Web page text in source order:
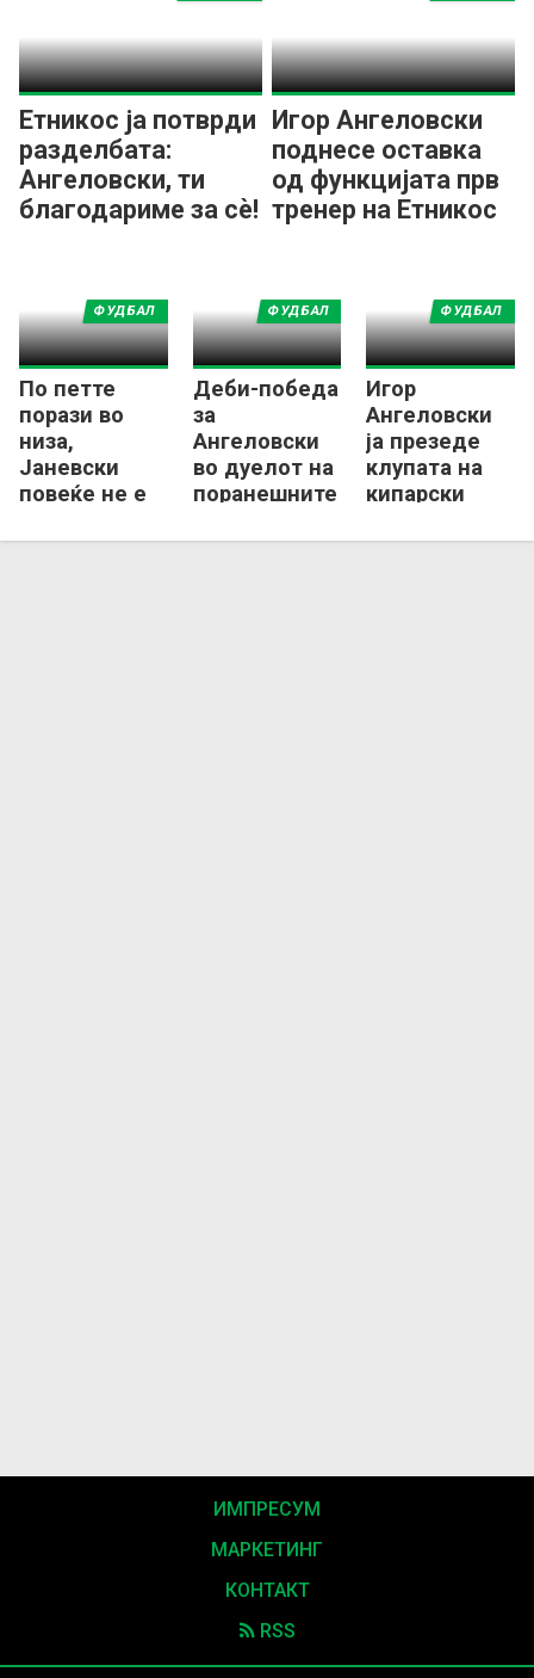
Етникос ја потврди
разделбата:
Ангеловски, ти
благодариме за сè!
Игор Ангеловски
поднесе оставка
од функцијата прв
тренер на Етникос
По петте
порази во
низа,
Јаневски
повеќе не е
Красава
ФУДБАЛ
Деби-победа
за
Ангеловски
во дуелот на
поранешните
селектори на
ФУДБАЛ
Игор
Ангеловски
ја презеде
клупата на
кипарски
работи со
ФУДБАЛ
ИМПРЕСУМ
МАРКЕТИНГ
КОНТАКТ
RSS